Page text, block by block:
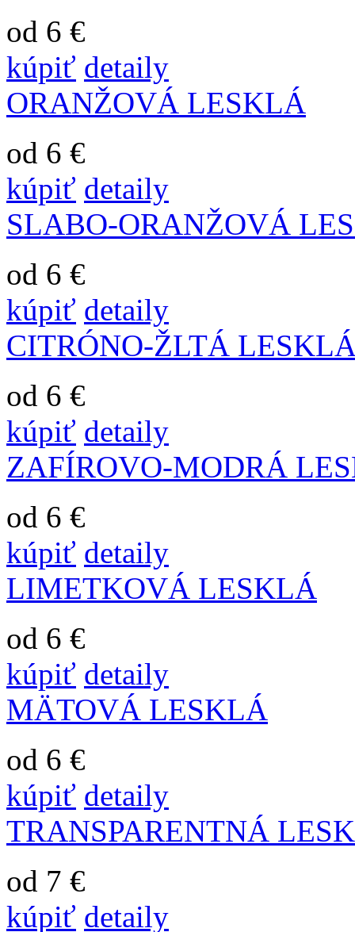
od 6 €
kúpiť detaily
ORANŽOVÁ LESKLÁ
od 6 €
kúpiť detaily
SLABO-ORANŽOVÁ
od 6 €
kúpiť detaily
CITRÓNO-ŽLTÁ
od 6 €
kúpiť detaily
ZAFÍROVO-MODRÁ
od 6 €
kúpiť detaily
LIMETKOVÁ LESKLÁ
od 6 €
kúpiť detaily
MÄTOVÁ LESKLÁ
od 6 €
kúpiť detaily
TRANSPARENTNÁ
od 7 €
kúpiť detaily